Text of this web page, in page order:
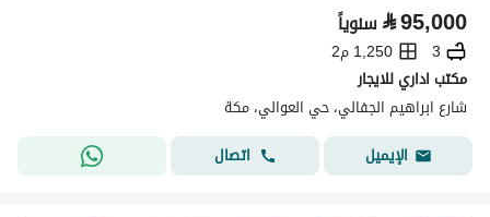
⃁95,000 سنوياً
3
1,250 م2
مكتب اداري للايجار
شارع ابراهيم الجفالي، حي العوالي، مكة
الإيميل
اتصال